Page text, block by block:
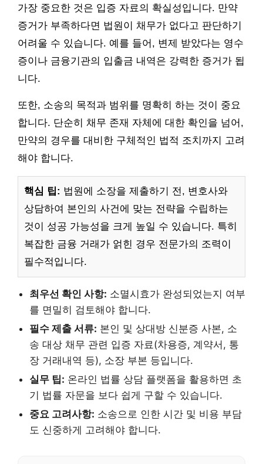
가장 중요한 것은 입증 자료의 확실성입니다. 만약
증거가 부족하다면 법원이 채무가 없다고 판단하기
어려울 수 있습니다. 예를 들어, 변제 받았다는 영수
증이나 금융기관의 입출금 내역은 강력한 증거가 됩
니다.
또한, 소송의 목적과 범위를 명확히 하는 것이 중요
합니다. 단순히 채무 존재 자체에 대한 확인을 넘어,
만약의 경우를 대비한 구체적인 법적 조치까지 고려
해야 합니다.
핵심 팁: 법원에 소장을 제출하기 전, 변호사와
상담하여 본인의 사건에 맞는 전략을 수립하는
것이 성공 가능성을 크게 높일 수 있습니다. 특히
복잡한 금융 거래가 얽힌 경우 전문가의 조력이
필수적입니다.
최우선 확인 사항: 소멸시효가 완성되었는지 여부
를 면밀히 검토해야 합니다.
필수 제출 서류: 본인 및 상대방 신분증 사본, 소
송 대상 채무 관련 입증 자료(차용증, 계약서, 통
장 거래내역 등), 소장 부본 등입니다.
실무 팁: 온라인 법률 상담 플랫폼을 활용하면 초
기 법률 자문을 보다 쉽게 구할 수 있습니다.
중요 고려사항: 소송으로 인한 시간 및 비용 부담
도 신중하게 고려해야 합니다.